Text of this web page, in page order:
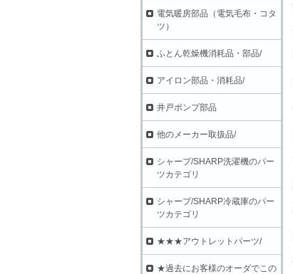
電気暖房部品（電気毛布・コタ
ツ）
ふとん乾燥機消耗品・部品/
アイロン部品・消耗品/
井戸ポンプ部品
他のメーカー取扱品/
シャープ/SHARP洗濯機のパー
ツカテゴリ
シャープ/SHARP冷蔵庫のパー
ツカテゴリ
★★★アウトレットパーツ/
★過去にお客様のオーダでこの